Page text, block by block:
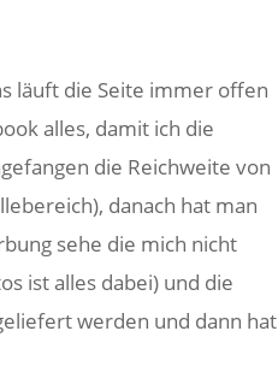
läuft die Seite immer offen
alles, damit ich die
die Reichweite von
danach hat man
sehe die mich nicht
ist alles dabei) und die
werden und dann hat